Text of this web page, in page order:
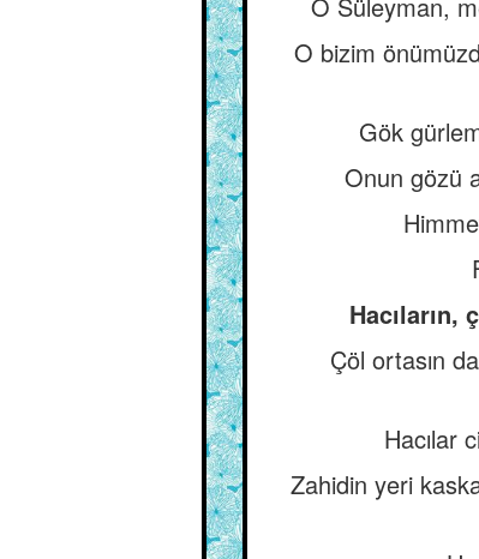
O bizim
Gök
Onun gözü
Çöl ortasın
Hacılar
Zahidin yeri